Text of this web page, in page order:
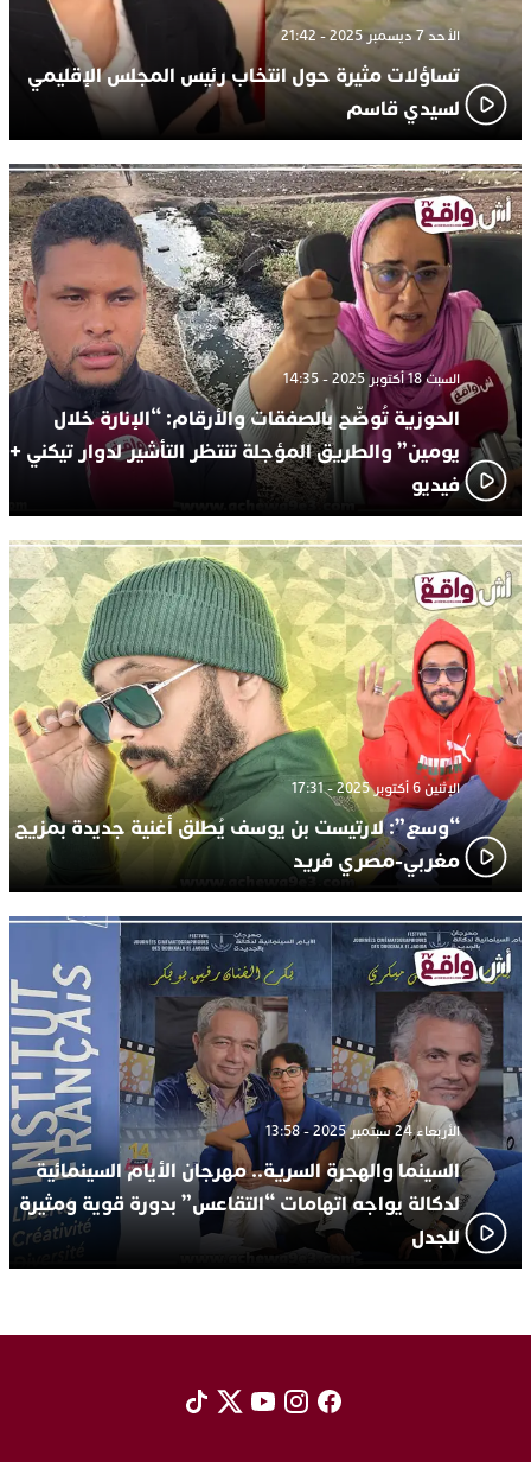
الأحد 7 ديسمبر 2025 - 21:42
تساؤلات مثيرة حول انتخاب رئيس المجلس الإقليمي
لسيدي قاسم
السبت 18 أكتوبر 2025 - 14:35
الحوزية تُوضّح بالصفقات والأرقام: “الإنارة خلال
يومين” والطريق المؤجلة تنتظر التأشير لدوار تيكني +
فيديو
الإثنين 6 أكتوبر 2025 - 17:31
“وسع”: لارتيست بن يوسف يُطلق أغنية جديدة بمزيج
مغربي-مصري فريد
الأربعاء 24 سبتمبر 2025 - 13:58
السينما والهجرة السرية.. مهرجان الأيام السينمائية
لدكالة يواجه اتهامات “التقاعس” بدورة قوية ومثيرة
للجدل